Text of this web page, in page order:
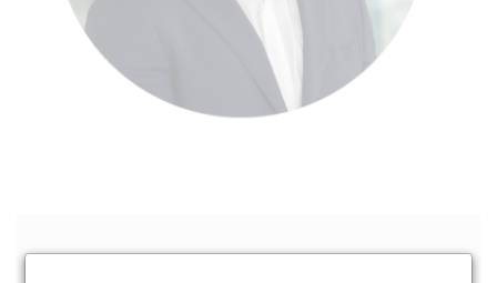
Nehmen Sie Kontakt mit unserem lokalen